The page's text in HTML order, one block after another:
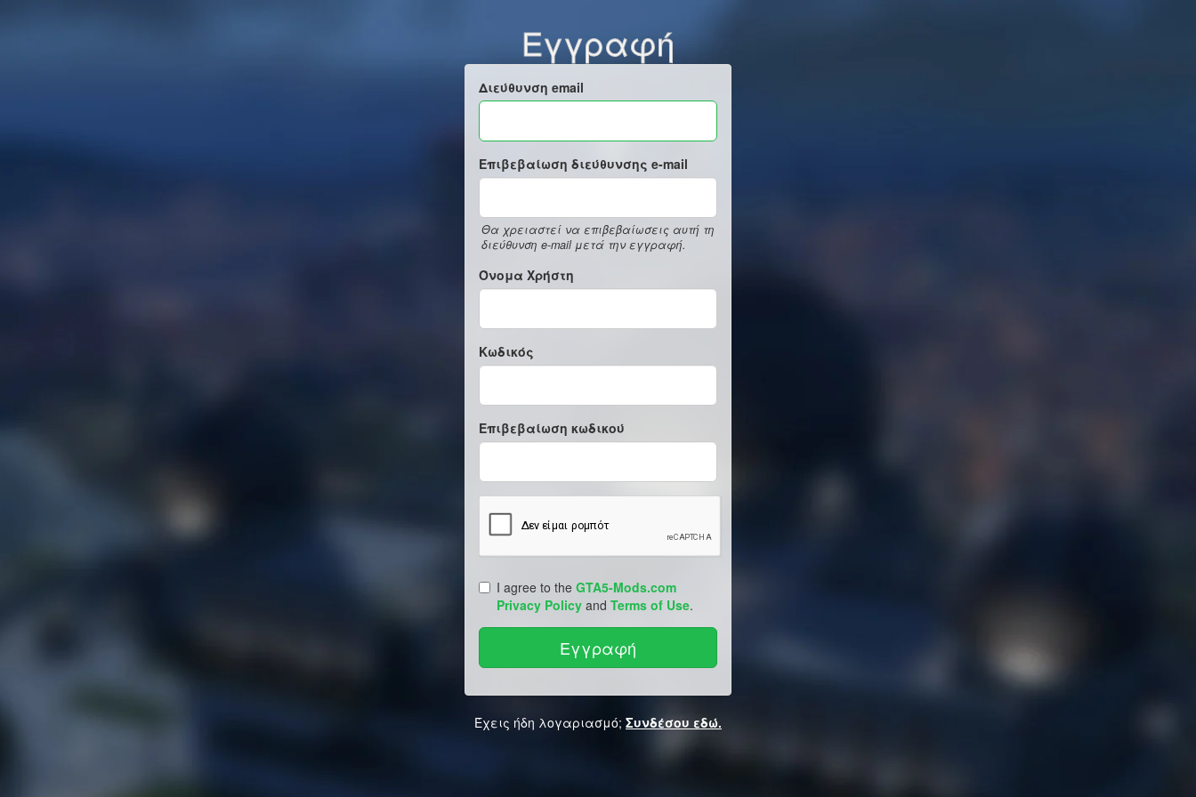
Εγγραφή
Διεύθυνση email
Επιβεβαίωση διεύθυνσης e-mail
Θα χρειαστεί να επιβεβαίωσεις αυτή τη
διεύθυνση e-mail μετά την εγγραφή.
Όνομα Χρήστη
Κωδικός
Επιβεβαίωση κωδικού
I agree to the GTA5-Mods.com
Privacy Policy and Terms of Use.
Έχεις ήδη λογαριασμό; Συνδέσου εδώ.